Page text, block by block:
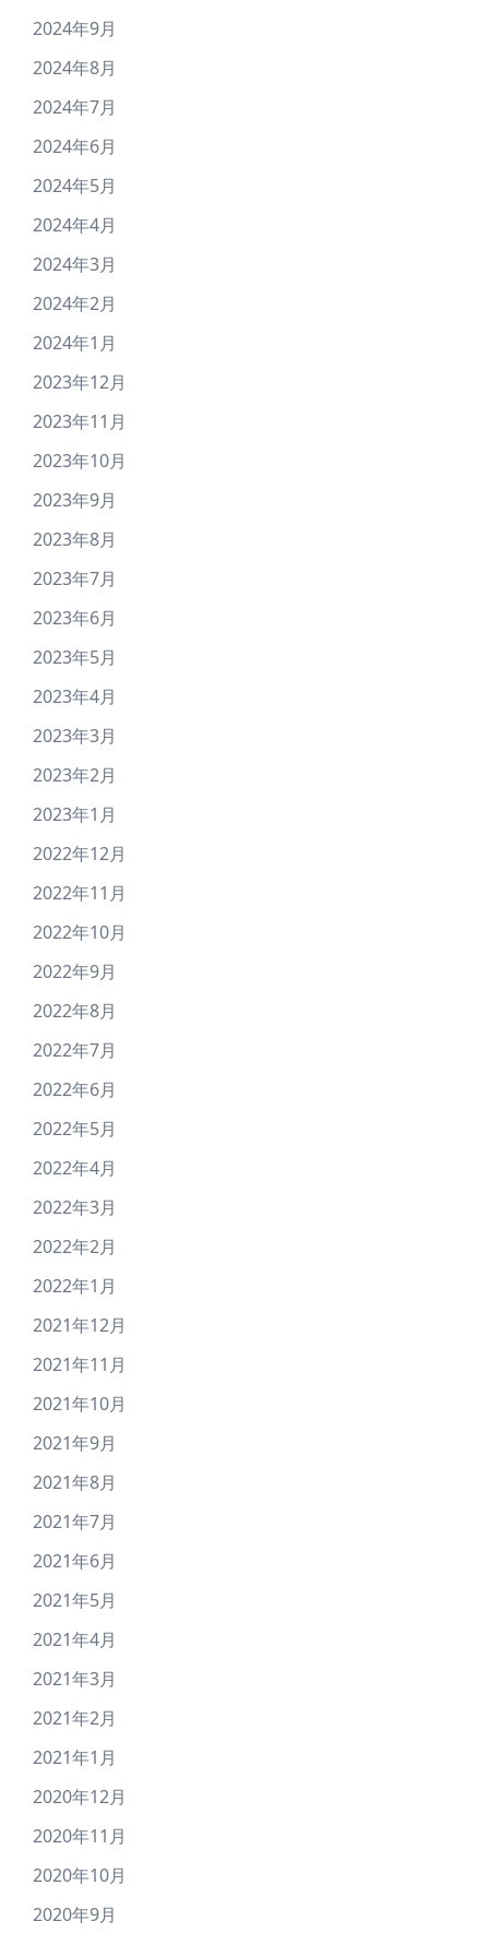
2024年9月
2024年8月
2024年7月
2024年6月
2024年5月
2024年4月
2024年3月
2024年2月
2024年1月
2023年12月
2023年11月
2023年10月
2023年9月
2023年8月
2023年7月
2023年6月
2023年5月
2023年4月
2023年3月
2023年2月
2023年1月
2022年12月
2022年11月
2022年10月
2022年9月
2022年8月
2022年7月
2022年6月
2022年5月
2022年4月
2022年3月
2022年2月
2022年1月
2021年12月
2021年11月
2021年10月
2021年9月
2021年8月
2021年7月
2021年6月
2021年5月
2021年4月
2021年3月
2021年2月
2021年1月
2020年12月
2020年11月
2020年10月
2020年9月